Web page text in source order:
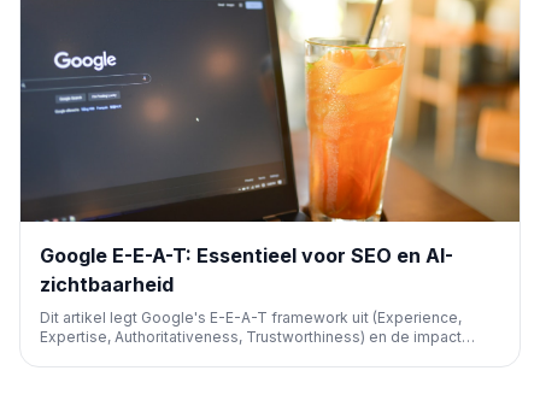
Google E-E-A-T: Essentieel voor SEO en AI-
zichtbaarheid
Dit artikel legt Google's E-E-A-T framework uit (Experience,
Expertise, Authoritativeness, Trustworthiness) en de impact